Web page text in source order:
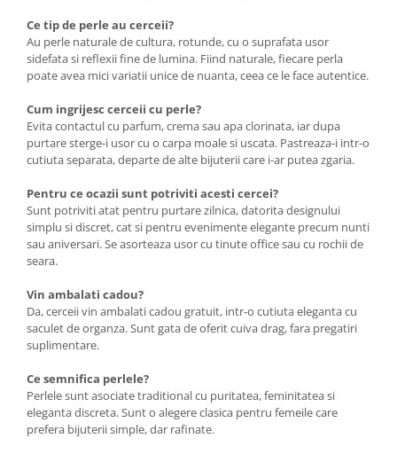
Ce tip de perle au cerceii?
Au perle naturale de cultura, rotunde, cu o suprafata usor
sidefata si reflexii fine de lumina. Fiind naturale, fiecare perla
poate avea mici variatii unice de nuanta, ceea ce le face autentice.
Cum ingrijesc cerceii cu perle?
Evita contactul cu parfum, crema sau apa clorinata, iar dupa
purtare sterge-i usor cu o carpa moale si uscata. Pastreaza-i intr-o
cutiuta separata, departe de alte bijuterii care i-ar putea zgaria.
Pentru ce ocazii sunt potriviti acesti cercei?
Sunt potriviti atat pentru purtare zilnica, datorita designului
simplu si discret, cat si pentru evenimente elegante precum nunti
sau aniversari. Se asorteaza usor cu tinute office sau cu rochii de
seara.
Vin ambalati cadou?
Da, cerceii vin ambalati cadou gratuit, intr-o cutiuta eleganta cu
saculet de organza. Sunt gata de oferit cuiva drag, fara pregatiri
suplimentare.
Ce semnifica perlele?
Perlele sunt asociate traditional cu puritatea, feminitatea si
eleganta discreta. Sunt o alegere clasica pentru femeile care
prefera bijuterii simple, dar rafinate.